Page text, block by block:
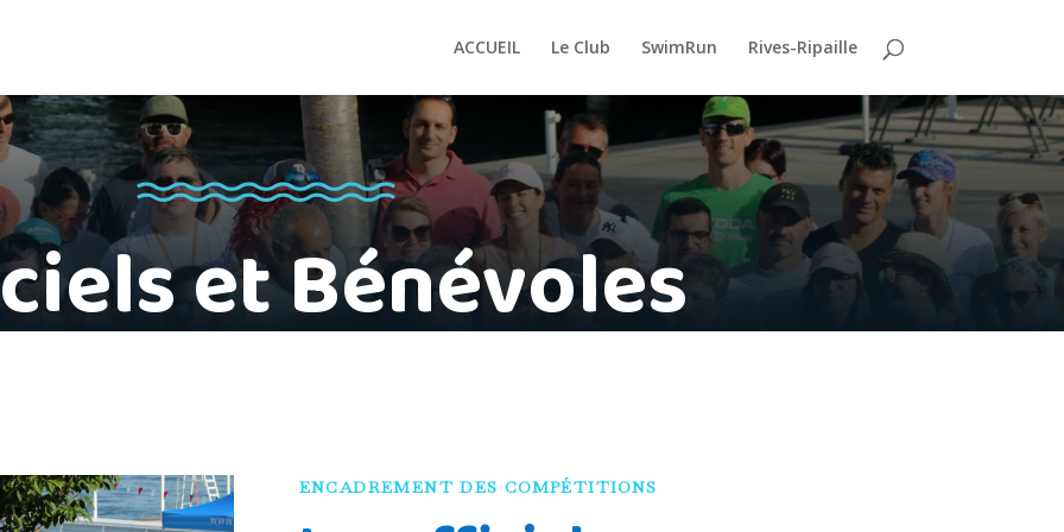
ACCUEIL Le Club SwimRun Rives-Ripaille
et Bénévoles
ENCADREMENT DES COMPÉTITIONS